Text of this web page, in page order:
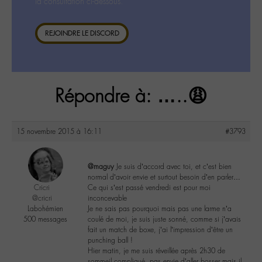
REJOINDRE LE DISCORD
Répondre à: …..😩
15 novembre 2015 à 16:11 #3793
Cricri
@cricri
Labohémien
500 messages
@maguy Je suis d’accord avec toi, et c’est bien
normal d’avoir envie et surtout besoin d’en parler…
Ce qui s’est passé vendredi est pour moi
inconcevable
Je ne sais pas pourquoi mais pas une larme n’a
coulé de moi, je suis juste sonné, comme si j’avais
fait un match de boxe, j’ai l’impression d’être un
punching ball !
Hier matin, je me suis réveillée après 2h30 de